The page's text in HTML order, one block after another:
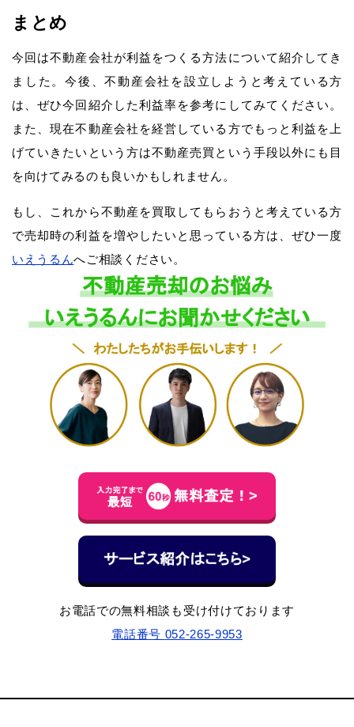
まとめ
今回は不動産会社が利益をつくる方法について紹介してき
ました。今後、不動産会社を設立しようと考えている方
は、ぜひ今回紹介した利益率を参考にしてみてください。
また、現在不動産会社を経営している方でもっと利益を上
げていきたいという方は不動産売買という手段以外にも目
を向けてみるのも良いかもしれません。
もし、これから不動産を買取してもらおうと考えている方
で売却時の利益を増やしたいと思っている方は、ぜひ一度
いえうるんへご相談ください。
お電話での無料相談も受け付けております
電話番号 052-265-9953